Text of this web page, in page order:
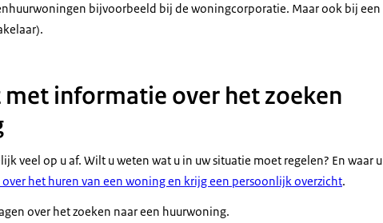
bijvoorbeeld bij de woningcorporatie. Maar ook bij een
informatie over het zoeken
veel op u af. Wilt u weten wat u in uw situatie moet regelen? En waar u
het huren van een woning en krijg een persoonlijk overzicht.
over het zoeken naar een huurwoning.